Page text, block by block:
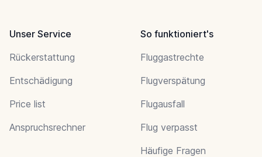
Unser Service
Rückerstattung
Entschädigung
Price list
Anspruchsrechner
So funktioniert's
Fluggastrechte
Flugverspätung
Flugausfall
Flug verpasst
Häufige Fragen